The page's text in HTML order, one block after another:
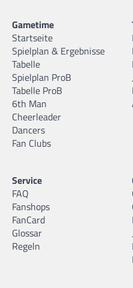
Gametime
Startseite
Spielplan & Ergebnisse
Tabelle
Spielplan ProB
Tabelle ProB
6th Man
Cheerleader
Dancers
Fan Clubs
Service
FAQ
Fanshops
FanCard
Glossar
Regeln